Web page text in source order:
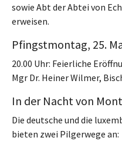
sowie Abt der Abtei von
erweisen.
Pfingstmontag, 25.
20.00 Uhr: Feierliche
Mgr Dr. Heiner Wilmer,
In der Nacht von
Die deutsche und die
bieten zwei Pilgerwege an: